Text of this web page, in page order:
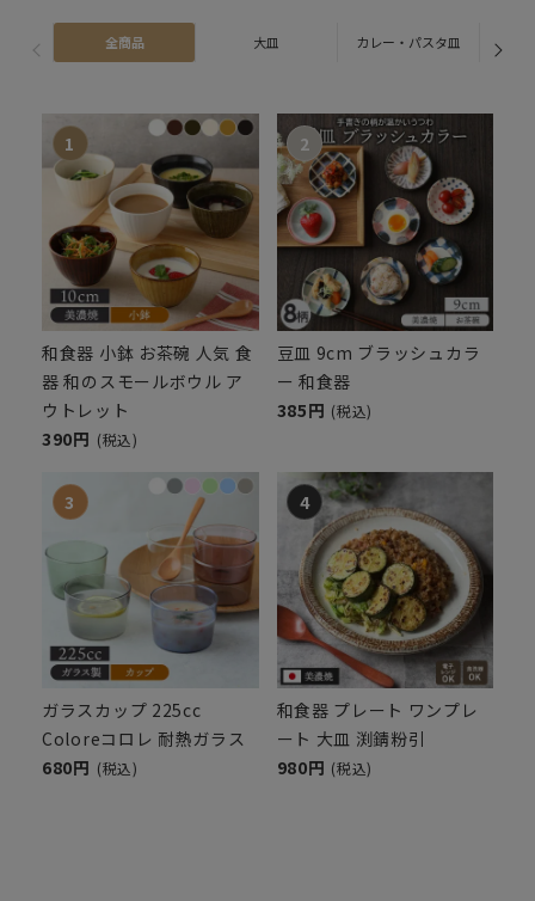
全商品 大皿 カレー・パスタ皿
和食器 小鉢 お茶碗 人気 食
器 和のスモールボウル ア
ウトレット
390円 (税込)
豆皿 9cm ブラッシュカラ
ー 和食器
385円 (税込)
ガラスカップ 225cc
Coloreコロレ 耐熱ガラス
680円 (税込)
和食器 プレート ワンプレ
ート 大皿 渕錆粉引
980円 (税込)